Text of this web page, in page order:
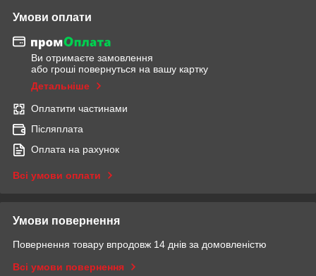
Умови оплати
Ви отримаєте замовлення
або гроші повернуться на вашу картку
Детальніше
Оплатити частинами
Післяплата
Оплата на рахунок
Всі умови оплати
Умови повернення
Повернення товару впродовж 14 днів за домовленістю
Всі умови повернення